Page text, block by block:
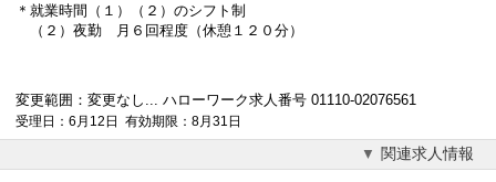
＊就業時間（１）（２）のシフト制
（２）夜勤 月６回程度（休憩１２０分）
変更範囲：変更なし... ハローワーク求人番号 01110-02076561
受理日：6月12日 有効期限：8月31日
関連求人情報